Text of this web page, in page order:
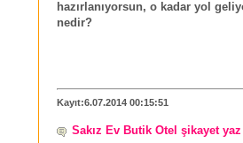
hazırlanıyorsun, o kadar yol
nedir?
Kayıt:6.07.2014 00:15:51
Sakız Ev Butik Otel şikayet yaz